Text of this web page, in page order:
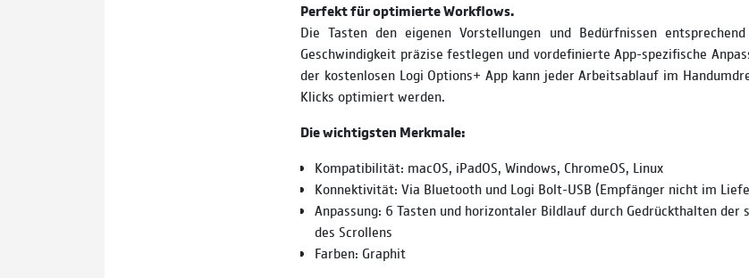
Perfekt für optimierte Workflows.
Die Tasten den eigenen Vorstellungen und Bedürfnissen
Geschwindigkeit präzise festlegen und vordefinierte App-spezifische
der kostenlosen Logi Options+ App kann jeder Arbeitsablauf im
Klicks optimiert werden.
Die wichtigsten Merkmale:
Kompatibilität: macOS, iPadOS, Windows, ChromeOS, Linux
Konnektivität: Via Bluetooth und Logi Bolt-USB (Empfänger nicht im
Anpassung: 6 Tasten und horizontaler Bildlauf durch Gedrückthalten der
des Scrollens
Farben: Graphit